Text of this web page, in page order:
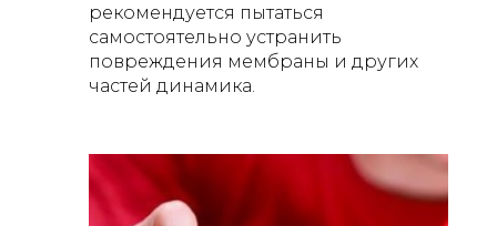
рекомендуется пытаться
самостоятельно устранить
повреждения мембраны и других
частей динамика.